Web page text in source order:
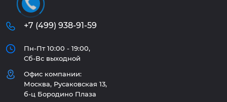
+7 (499) 938-91-59
Пн-Пт 10:00 - 19:00,
Сб-Вс выходной
Офис компании:
Москва, Русаковская 13,
б-ц Бородино Плаза